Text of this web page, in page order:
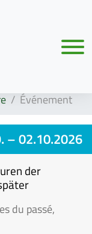
springen
springen
Événement
– 02.10.2026
der
du passé,